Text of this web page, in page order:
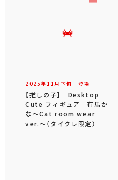
2025年 11 月 下旬 登場
【推しの子】 Desktop
Cute フィギュア 有馬か
な～Cat room wear
ver.～（タイクレ限定）